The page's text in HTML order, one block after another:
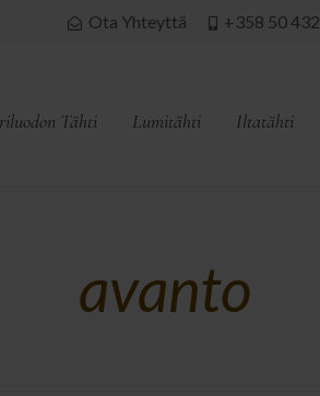
Ota Yhteyttä +358 50
Tähti Lumitähti Iltatähti
avanto